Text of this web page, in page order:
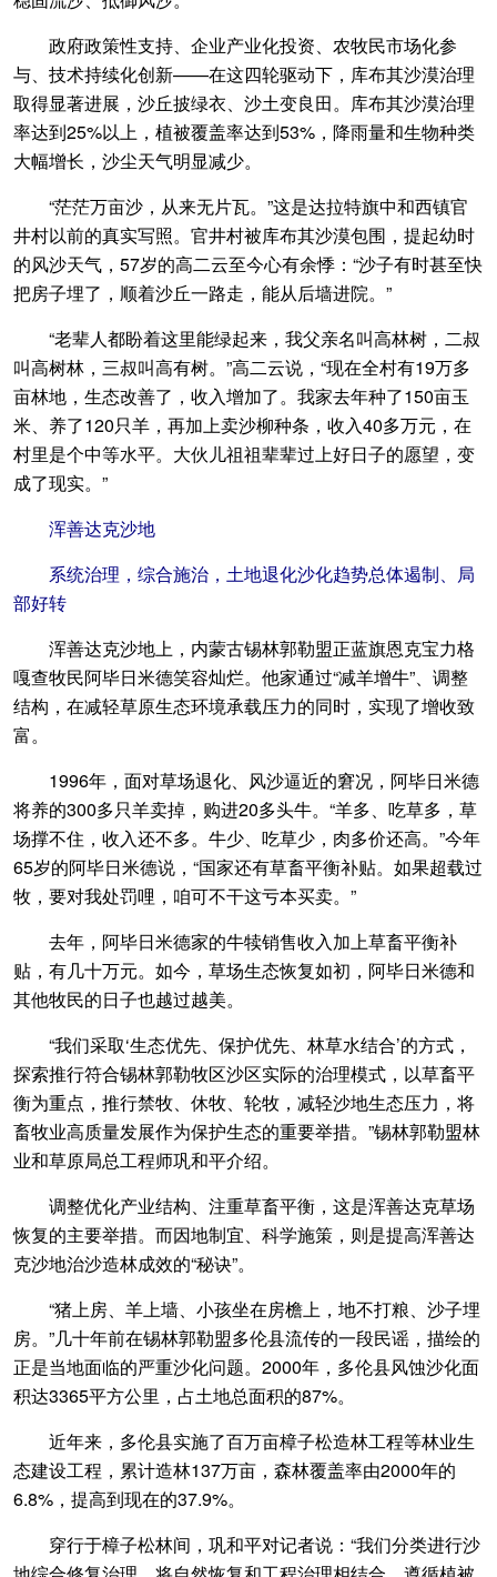
政府政策性支持、企业产业化投资、农牧民市场化参
与、技术持续化创新——在这四轮驱动下，库布其沙漠治理
取得显著进展，沙丘披绿衣、沙土变良田。库布其沙漠治理
率达到25%以上，植被覆盖率达到53%，降雨量和生物种类
大幅增长，沙尘天气明显减少。
“茫茫万亩沙，从来无片瓦。”这是达拉特旗中和西镇官
井村以前的真实写照。官井村被库布其沙漠包围，提起幼时
的风沙天气，57岁的高二云至今心有余悸：“沙子有时甚至快
把房子埋了，顺着沙丘一路走，能从后墙进院。”
“老辈人都盼着这里能绿起来，我父亲名叫高林树，二叔
叫高树林，三叔叫高有树。”高二云说，“现在全村有19万多
亩林地，生态改善了，收入增加了。我家去年种了150亩玉
米、养了120只羊，再加上卖沙柳种条，收入40多万元，在
村里是个中等水平。大伙儿祖祖辈辈过上好日子的愿望，变
成了现实。”
浑善达克沙地
系统治理，综合施治，土地退化沙化趋势总体遏制、局
部好转
浑善达克沙地上，内蒙古锡林郭勒盟正蓝旗恩克宝力格
嘎查牧民阿毕日米德笑容灿烂。他家通过“减羊增牛”、调整
结构，在减轻草原生态环境承载压力的同时，实现了增收致
富。
1996年，面对草场退化、风沙逼近的窘况，阿毕日米德
将养的300多只羊卖掉，购进20多头牛。“羊多、吃草多，草
场撑不住，收入还不多。牛少、吃草少，肉多价还高。”今年
65岁的阿毕日米德说，“国家还有草畜平衡补贴。如果超载过
牧，要对我处罚哩，咱可不干这亏本买卖。”
去年，阿毕日米德家的牛犊销售收入加上草畜平衡补
贴，有几十万元。如今，草场生态恢复如初，阿毕日米德和
其他牧民的日子也越过越美。
“我们采取‘生态优先、保护优先、林草水结合’的方式，
探索推行符合锡林郭勒牧区沙区实际的治理模式，以草畜平
衡为重点，推行禁牧、休牧、轮牧，减轻沙地生态压力，将
畜牧业高质量发展作为保护生态的重要举措。”锡林郭勒盟林
业和草原局总工程师巩和平介绍。
调整优化产业结构、注重草畜平衡，这是浑善达克草场
恢复的主要举措。而因地制宜、科学施策，则是提高浑善达
克沙地治沙造林成效的“秘诀”。
“猪上房、羊上墙、小孩坐在房檐上，地不打粮、沙子埋
房。”几十年前在锡林郭勒盟多伦县流传的一段民谣，描绘的
正是当地面临的严重沙化问题。2000年，多伦县风蚀沙化面
积达3365平方公里，占土地总面积的87%。
近年来，多伦县实施了百万亩樟子松造林工程等林业生
态建设工程，累计造林137万亩，森林覆盖率由2000年的
6.8%，提高到现在的37.9%。
穿行于樟子松林间，巩和平对记者说：“我们分类进行沙